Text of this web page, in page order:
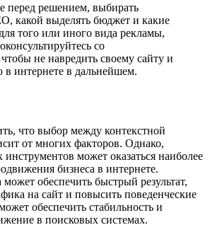
перед решением, выбирать
какой выделять бюджет и какие
того или иного вида рекламы,
со
не навредить своему сайту и
интернете в дальнейшем.
что выбор между контекстной
от многих факторов. Однако,
инструментов может оказаться наиболее
бизнеса в интернете.
обеспечить быстрый результат,
на сайт и повысить поведенческие
обеспечить стабильность и
в поисковых системах.